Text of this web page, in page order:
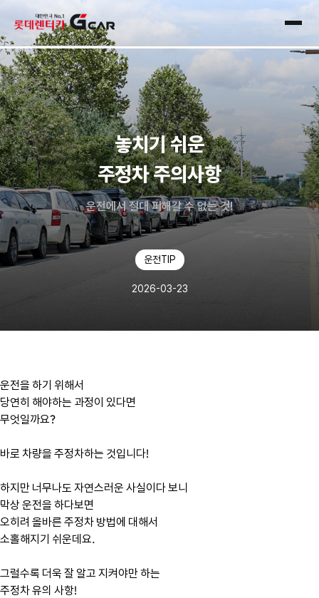
전체
놓치기 쉬운
주정차 주의사항
운전에서 절대 피해갈 수 없는 것!
운전TIP
2026-03-23
운전을 하기 위해서
당연히 해야하는 과정이 있다면
무엇일까요?
바로 차량을 주정차하는 것입니다!
하지만 너무나도 자연스러운 사실이다 보니
막상 운전을 하다보면
오히려 올바른 주정차 방법에 대해서
소홀해지기 쉬운데요.
그럴수록 더욱 잘 알고 지켜야만 하는
주정차 유의 사항!